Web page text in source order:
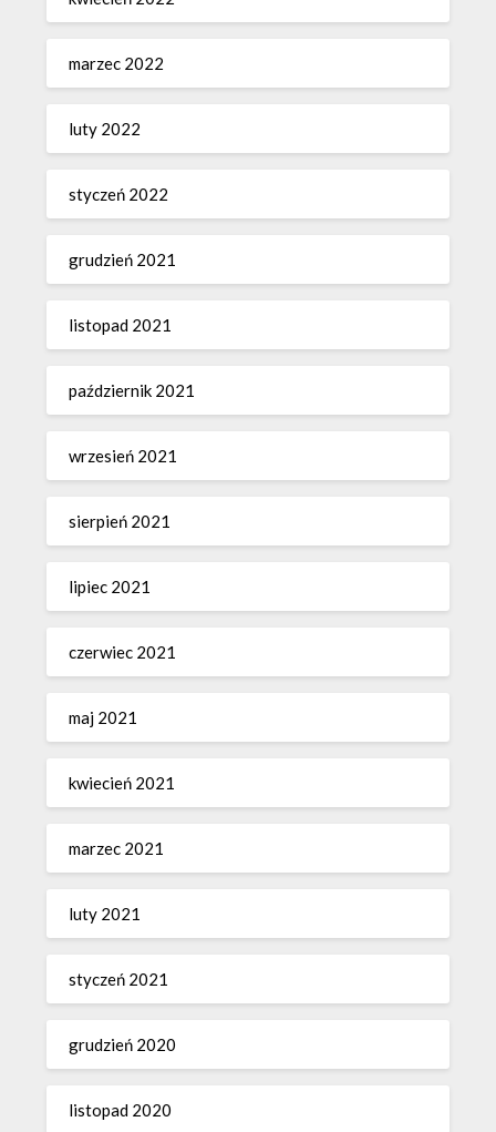
marzec 2022
luty 2022
styczeń 2022
grudzień 2021
listopad 2021
październik 2021
wrzesień 2021
sierpień 2021
lipiec 2021
czerwiec 2021
maj 2021
kwiecień 2021
marzec 2021
luty 2021
styczeń 2021
grudzień 2020
listopad 2020